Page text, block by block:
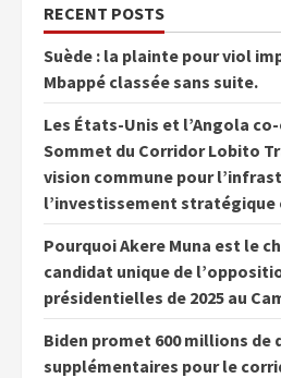
RECENT POSTS
Suède : la plainte pour viol
Mbappé classée sans suite.
Les États-Unis et l’Angola
Sommet du Corridor Lobito
vision commune pour
l’investissement stratégique
Pourquoi Akere Muna est le
candidat unique de
présidentielles de 2025 au
Biden promet 600 millions de
supplémentaires pour le